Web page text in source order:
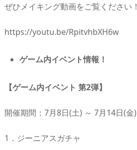
ぜひメイキング動画をご覧ください！
https://youtu.be/RpitvhbXH6w
ゲーム内イベント情報！
【ゲーム内イベント 第2弾】
開催期間：7月8日(土) ～ 7月14日(金)
1．ジーニアスガチャ